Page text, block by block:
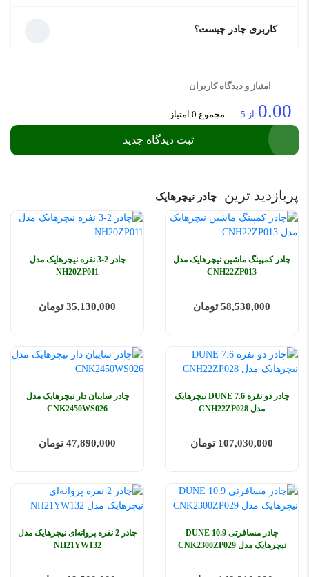
کاربری چادر چیست؟
امتیاز و دیدگاه کاربران
0.00 از 5 مجموع 0 امتیاز
ثبت دیدگاه جدید
پربازدید ترین چادر نیچرهایک
چادر کمپینگ ماشین نیچرهایک مدل
CNH22ZP013
58,530,000 تومان
چادر 2-3 نفره نیچرهایک مدل
NH20ZP011
35,130,000 تومان
چادر دو نفره 7.6 DUNE نیچرهایک
مدل CNH22ZP028
107,030,000 تومان
چادر سایبان دار نیچرهایک مدل
CNK2450WS026
47,890,000 تومان
چادر مسافرتی 10.9 DUNE
نیچرهایک مدل CNK2300ZP029
چادر 2 نفره پروانه‌ای نیچرهایک مدل
NH21YW132